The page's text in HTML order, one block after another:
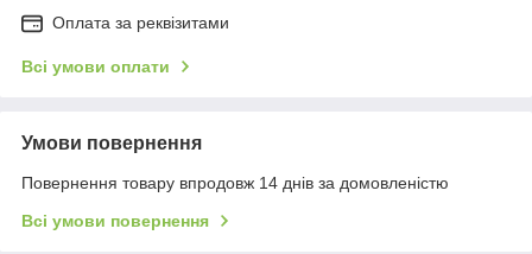
Оплата за реквізитами
Всі умови оплати
Умови повернення
Повернення товару впродовж 14 днів за домовленістю
Всі умови повернення